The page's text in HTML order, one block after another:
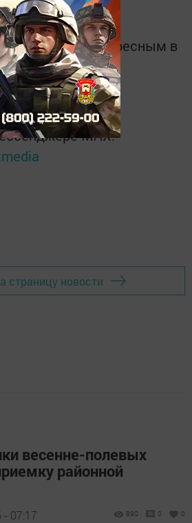
важным и интересным в
Татмедиа
в
MАХ:
страницу новости
весенне-полевых
районной
07:17 890 0 0